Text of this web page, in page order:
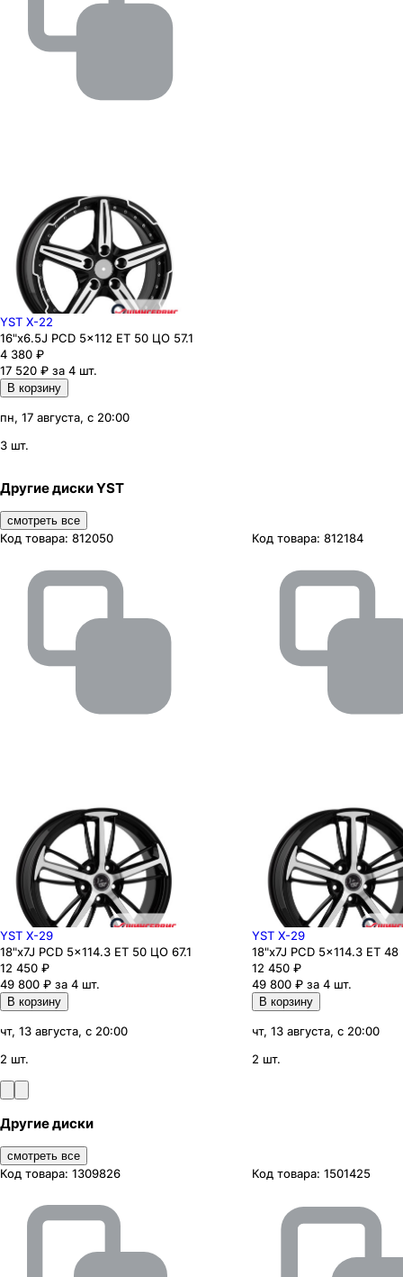
YST X-22
16"x6.5J PCD 5x112 ЕТ 50 ЦО 57.1
4 380 ₽
17 520 ₽ за 4 шт.
В корзину
пн, 17 августа, с 20:00
3 шт.
Другие диски YST
смотреть все
Код товара: 812050
YST X-29
18"x7J PCD 5x114.3 ЕТ 50 ЦО 67.1
12 450 ₽
49 800 ₽ за 4 шт.
В корзину
чт, 13 августа, с 20:00
2 шт.
Код товара: 812184
YST X-29
18"x7J PCD 5x114.3 ЕТ 48
12 450 ₽
49 800 ₽ за 4 шт.
В корзину
чт, 13 августа, с 20:00
2 шт.
Другие диски
смотреть все
Код товара: 1309826 Код товара: 1501425